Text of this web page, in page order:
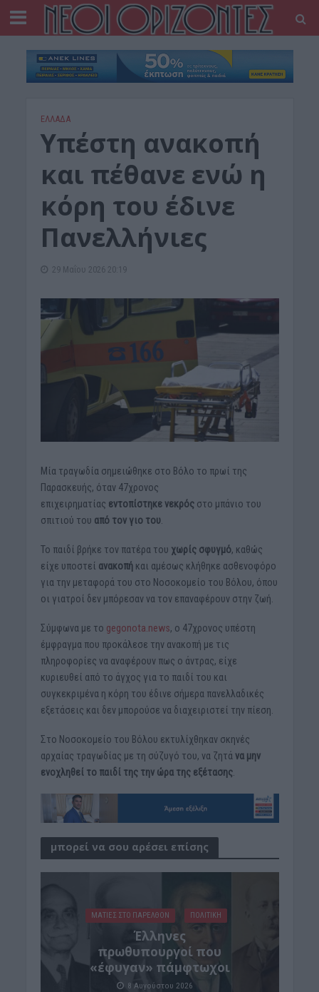
ΕΛΛΑΔΑ
Υπέστη ανακοπή
και πέθανε ενώ η
κόρη του έδινε
Πανελλήνιες
29 Μαΐου 2026 20:19
Μία τραγωδία σημειώθηκε στο Βόλο το πρωί της
Παρασκευής, όταν 47χρονος
επιχειρηματίας εντοπίστηκε νεκρόςστο μπάνιο του
σπιτιού του από τον γιο του.
Το παιδί βρήκε τον πατέρα του χωρίς σφυγμό, καθώς
είχε υποστεί ανακοπήκαι αμέσως κλήθηκε ασθενοφόρο
για την μεταφορά του στο Νοσοκομείο του Βόλου, όπου
οι γιατροί δεν μπόρεσαν να τον επαναφέρουν στην ζωή.
Σύμφωνα με το gegonota.news, ο 47χρονος υπέστη
έμφραγμα που προκάλεσε την ανακοπή με τις
πληροφορίες να αναφέρουν πως ο άντρας, είχε
κυριευθεί από το άγχος για το παιδί του και
συγκεκριμένα η κόρη του έδινε σήμερα πανελλαδικές
εξετάσεις και δεν μπορούσε να διαχειριστεί την πίεση.
Στο Νοσοκομείο του Βόλου εκτυλίχθηκαν σκηνές
αρχαίας τραγωδίας με τη σύζυγό του, να ζητά να μην
ενοχληθεί το παιδί της την ώρα της εξέτασης.
μπορεί να σου αρέσει επίσης
ΜΑΤΙΕΣ ΣΤΟ ΠΑΡΕΛΘΟΝ ΠΟΛΙΤΙΚΗ
Έλληνες
πρωθυπουργοί που
«έφυγαν» πάμφτωχοι
8 Αυγούστου 2026